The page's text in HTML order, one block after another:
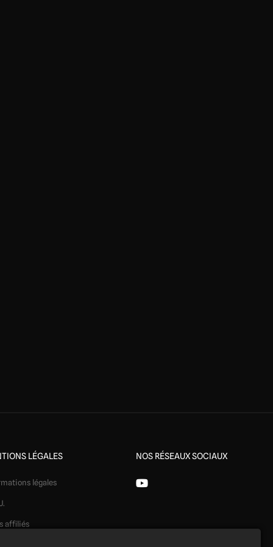
LÉGALES
légales
affiliés
NOS RÉSEAUX SOCIAUX